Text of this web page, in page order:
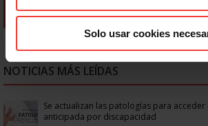
Solo usar cookies
NOTICIAS MÁS LEÍDAS
Se actualizan las patologías para
anticipada por discapacidad